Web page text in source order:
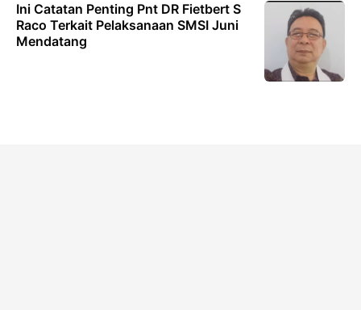
Ini Catatan Penting Pnt DR Fietbert S
Raco Terkait Pelaksanaan SMSI Juni
Mendatang